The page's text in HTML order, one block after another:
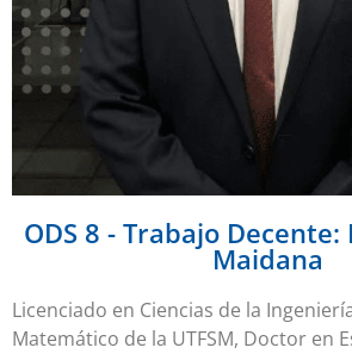
ODS 8 - Trabajo Decente:
Maidana
Licenciado en Ciencias de la
Matemático de la UTFSM, Doctor en